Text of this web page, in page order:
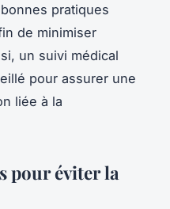
pratiques
de minimiser
un suivi médical
pour assurer une
liée à la
pour éviter la